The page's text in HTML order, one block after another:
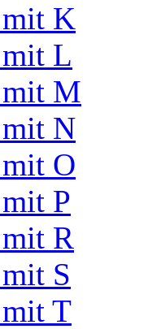
mit K
mit L
mit M
N
O
P
R
S
T